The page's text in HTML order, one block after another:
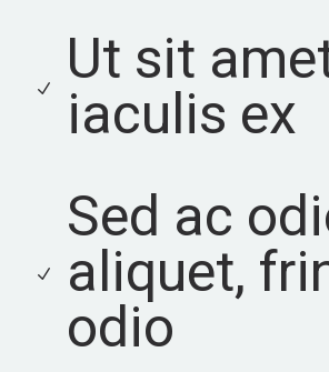
Ut sit
iaculis ex
Sed ac
aliquet,
odio